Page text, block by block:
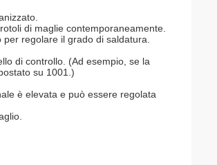
di maglie contemporaneamente.
regolare il grado di saldatura.
di controllo. (Ad esempio, se la
su 1001.)
è elevata e può essere regolata